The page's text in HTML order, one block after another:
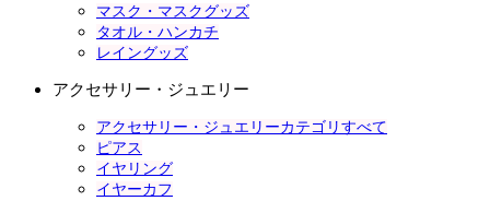
マスク・マスクグッズ
タオル・ハンカチ
レイングッズ
アクセサリー・ジュエリー
アクセサリー・ジュエリーカテゴリすべて
ピアス
イヤリング
イヤーカフ